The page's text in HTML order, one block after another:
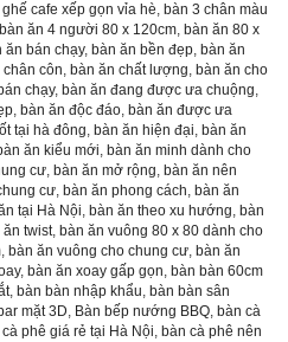
ghế cafe xếp gọn vỉa hè, bàn 3 chân màu
bàn ăn 4 người 80 x 120cm, bàn ăn 80 x
ăn bán chạy, bàn ăn bền đẹp, bàn ăn
chân côn, bàn ăn chất lượng, bàn ăn cho
chạy, bàn ăn đang được ưa chuộng,
, bàn ăn độc đáo, bàn ăn được ưa
tại hà đông, bàn ăn hiện đại, bàn ăn
ăn kiểu mới, bàn ăn minh dành cho
cư, bàn ăn mở rộng, bàn ăn nên
cư, bàn ăn phong cách, bàn ăn
tại Hà Nội, bàn ăn theo xu hướng, bàn
ăn twist, bàn ăn vuông 80 x 80 dành cho
, bàn ăn vuông cho chung cư, bàn ăn
, bàn ăn xoay gấp gọn, bàn bàn 60cm
, bàn bàn nhập khẩu, bàn bàn sân
mặt 3D, Bàn bếp nướng BBQ, bàn cà
cà phê giá rẻ tại Hà Nội, bàn cà phê nên